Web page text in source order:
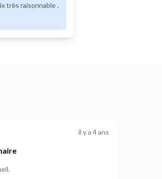
très raisonnable .
il y a 4 ans